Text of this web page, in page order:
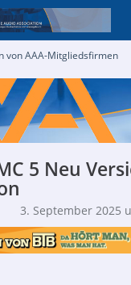
von AAA-Mitgliedsfirmen
5 Neu
3. September 2025